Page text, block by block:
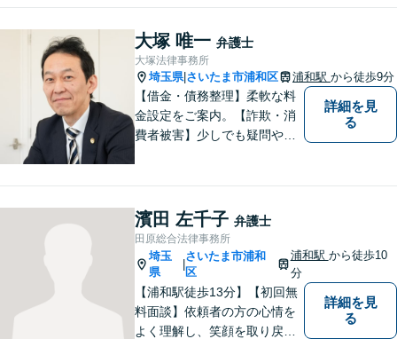
行っております。お役に立て
ることがあれば、ぜひお手伝
いさせてください。【平日21
時まで対応可】
大塚 唯一 弁護士
大塚法律事務所
埼玉県| さいたま市浦和区 浦和駅 から徒歩9分
【借金・債務整理】柔軟な料
金設定をご案内。【詐欺・消
費者被害】少しでも疑問や不
【刑事事件】スピーディーな
接見を重視！少年事件は子ど
もたちの将来を見据えてサポ
ート。
詳細を見
る
濱田 左千子 弁護士
田原総合法律事務所
埼玉
県
|
さいたま市浦和
区
浦和駅 から徒歩10
分
【浦和駅徒歩13分】【初回無
料面談】依頼者の方の心情を
よく理解し、笑顔を取り戻す
詳細を見
る